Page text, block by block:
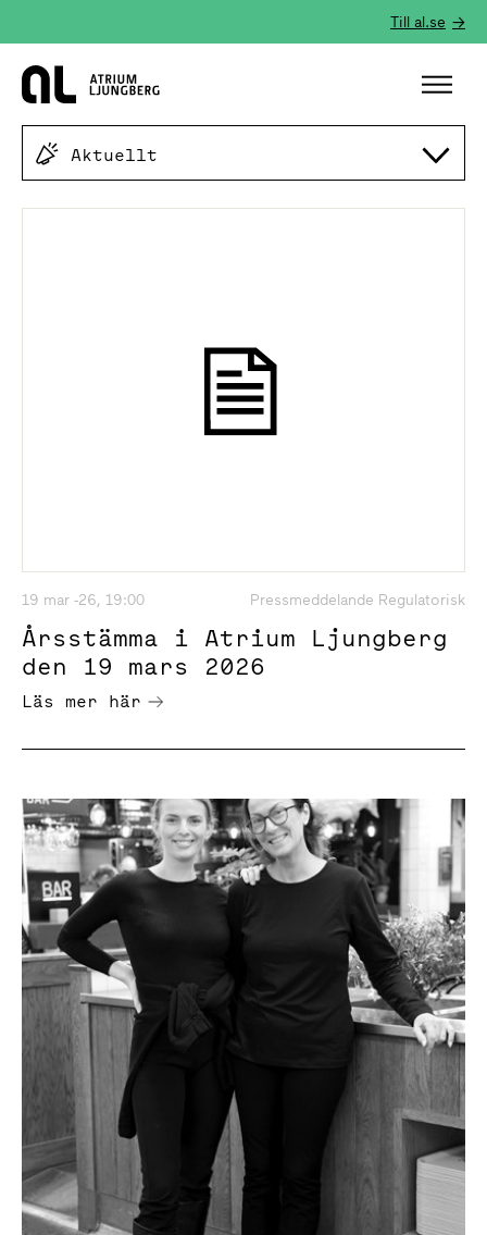
Till al.se
Hem
Aktuellt
19 mar -26, 19:00 Pressmeddelande Regulatorisk
Årsstämma i Atrium Ljungberg
den 19 mars 2026
Läs mer här